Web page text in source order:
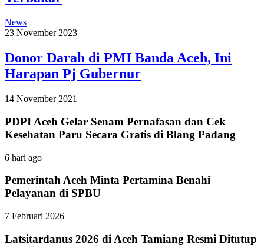
News
23 November 2023
Donor Darah di PMI Banda Aceh, Ini
Harapan Pj Gubernur
14 November 2021
PDPI Aceh Gelar Senam Pernafasan dan Cek
Kesehatan Paru Secara Gratis di Blang Padang
6 hari ago
Pemerintah Aceh Minta Pertamina Benahi
Pelayanan di SPBU
7 Februari 2026
Latsitardanus 2026 di Aceh Tamiang Resmi Ditutup